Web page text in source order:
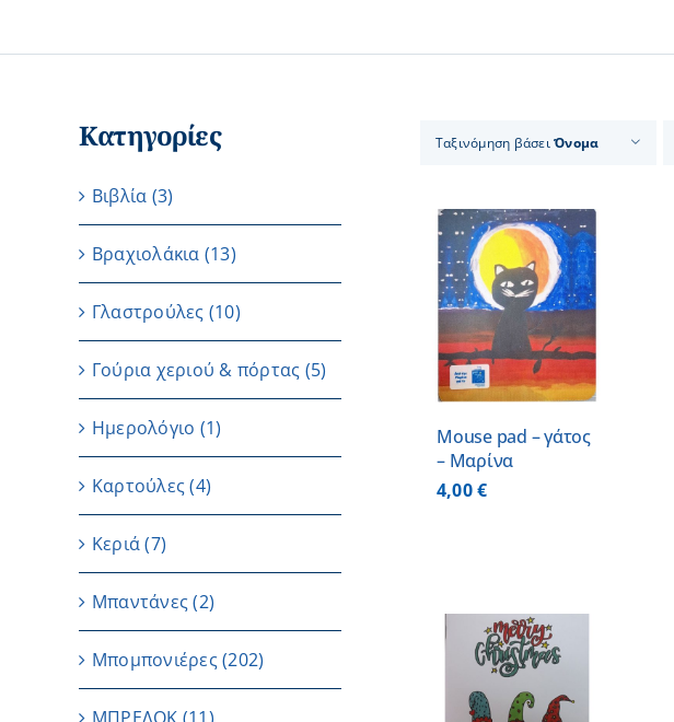
Ταξινόμηση βάσειΌνομα
ΠΡΟΣΘΗΚΗ ΣΤΟ
Mouse pad – γάτος
– Μαρίνα
4,00€
ΛΕΠΤΟΜΕΡΕΙΕΣ
ΠΡΟΣΘΗΚΗ ΣΤΟ
ΛΕΠΤΟΜΕΡΕΙΕΣ
Κατηγορίες
Βιβλία (3)
Βραχιολάκια (13)
Γλαστρούλες (10)
Γούρια χεριού & πόρτας (5)
Ημερολόγιο (1)
Καρτούλες (4)
Κεριά (7)
Μπαντάνες (2)
Μπομπονιέρες(202)